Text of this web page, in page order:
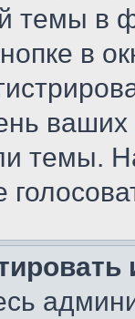
темы в
в
ваших
темы.